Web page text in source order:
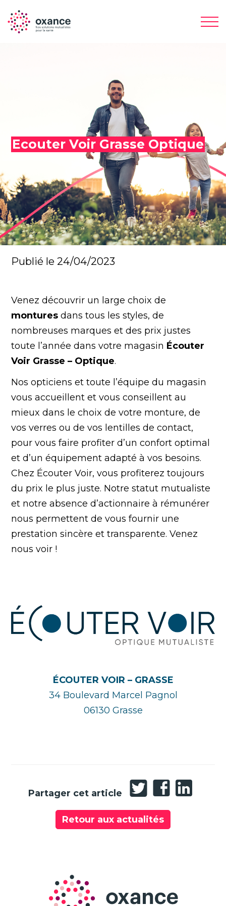
Ecouter Voir Grasse Optique
Publié le 24/04/2023
Venez découvrir un large choix de
montures dans tous les styles, de
nombreuses marques et des prix justes
toute l’année dans votre magasin Écouter
Voir Grasse – Optique.
Nos opticiens et toute l’équipe du magasin
vous accueillent et vous conseillent au
mieux dans le choix de votre monture, de
vos verres ou de vos lentilles de contact,
pour vous faire profiter d’un confort optimal
et d’un équipement adapté à vos besoins.
Chez Écouter Voir, vous profiterez toujours
du prix le plus juste. Notre statut mutualiste
et notre absence d’actionnaire à rémunérer
nous permettent de vous fournir une
prestation sincère et transparente. Venez
nous voir !
ÉCOUTER VOIR – GRASSE
34 Boulevard Marcel Pagnol
06130 Grasse
Partager cet article
Partager
sur
Twitter
Partager
sur
Facebook
Partager
sur
Retour aux actualités